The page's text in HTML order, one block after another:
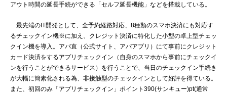
アウト時間の延長手続ができる「セルフ延長機能」などを搭載している。
最先端のIT開発として、全予約経路対応、8種類のスマホ決済にも対応す
るチェックイン機※に加え、クレジット決済に特化した小型の卓上型チェッ
クイン機を導入。アパ直（公式サイト、アパアプリ）にて事前にクレジット
カード決済をするアプリチェックイン（自身のスマホから事前にチェックイ
ンを行うことができるサービス）を行うことで、当日のチェックイン手続き
が大幅に簡素化される為、非接触型のチェックインとして好評を得ている。
また、初回のみ「アプリチェックイン」ポイント390(サンキュー)pt(通常